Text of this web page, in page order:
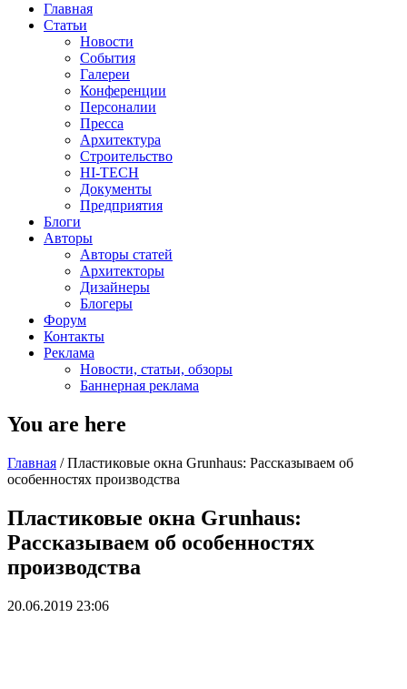
Главная
Статьи
Новости
События
Галереи
Конференции
Персоналии
Пресса
Архитектура
Строительство
HI-TECH
Документы
Предприятия
Блоги
Авторы
Авторы статей
Архитекторы
Дизайнеры
Блогеры
Форум
Контакты
Реклама
Новости, статьи, обзоры
Баннерная реклама
You are here
Главная / Пластиковые окна Grunhaus: Рассказываем об
особенностях производства
Пластиковые окна Grunhaus:
Рассказываем об особенностях
производства
20.06.2019 23:06